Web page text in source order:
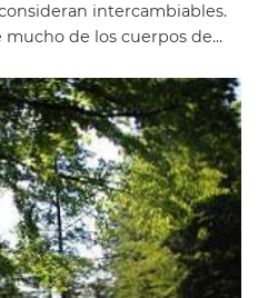
intercambiables.
de los cuerpos de...